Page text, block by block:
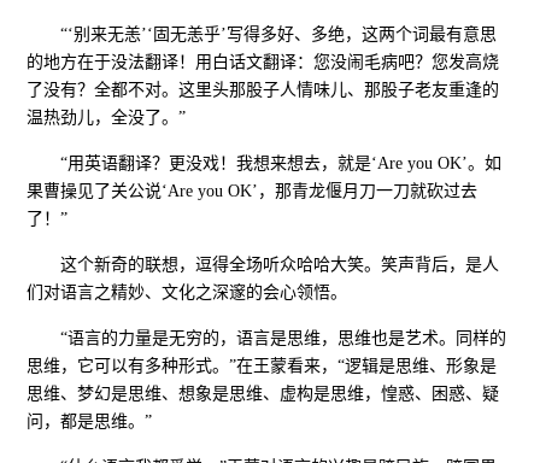
“‘别来无恙’‘固无恙乎’写得多好、多绝，这两个词最有意思
的地方在于没法翻译！用白话文翻译：您没闹毛病吧？您发高烧
了没有？全都不对。这里头那股子人情味儿、那股子老友重逢的
温热劲儿，全没了。”
“用英语翻译？更没戏！我想来想去，就是‘Are you OK’。如
果曹操见了关公说‘Are you OK’，那青龙偃月刀一刀就砍过去
了！”
这个新奇的联想，逗得全场听众哈哈大笑。笑声背后，是人
们对语言之精妙、文化之深邃的会心领悟。
“语言的力量是无穷的，语言是思维，思维也是艺术。同样的
思维，它可以有多种形式。”在王蒙看来，“逻辑是思维、形象是
思维、梦幻是思维、想象是思维、虚构是思维，惶惑、困惑、疑
问，都是思维。”